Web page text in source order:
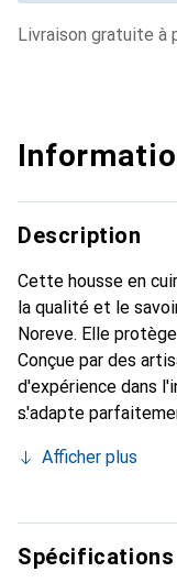
Livraison gratuite à
Description
Cette housse en
la qualité et le
Noreve. Elle
Conçue par des
d'expérience dans
s'adapte
de seconde peau.
est reconnue
haute qualité et
clientèle exigeante.
Afficher plus
Spécifications